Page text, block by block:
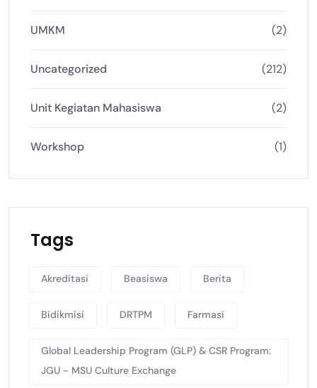
UMKM (2)
Uncategorized (212)
Unit Kegiatan Mahasiswa (2)
Workshop (1)
Tags
Akreditasi Beasiswa Berita
Bidikmisi DRTPM Farmasi
Global Leadership Program (GLP) & CSR Program:
JGU - MSU Culture Exchange